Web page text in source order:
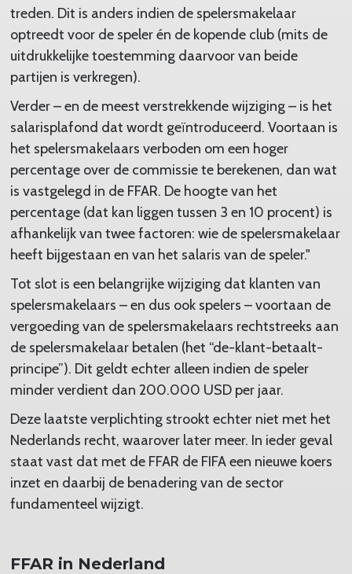
treden. Dit is anders indien de spelersmakelaar
optreedt voor de speler én de kopende club (mits de
uitdrukkelijke toestemming daarvoor van beide
partijen is verkregen).
Verder – en de meest verstrekkende wijziging – is het
salarisplafond dat wordt geïntroduceerd. Voortaan is
het spelersmakelaars verboden om een hoger
percentage over de commissie te berekenen, dan wat
is vastgelegd in de FFAR. De hoogte van het
percentage (dat kan liggen tussen 3 en 10 procent) is
afhankelijk van twee factoren: wie de spelersmakelaar
heeft bijgestaan en van het salaris van de speler."
Tot slot is een belangrijke wijziging dat klanten van
spelersmakelaars – en dus ook spelers – voortaan de
vergoeding van de spelersmakelaars rechtstreeks aan
de spelersmakelaar betalen (het “de-klant-betaalt-
principe”). Dit geldt echter alleen indien de speler
minder verdient dan 200.000 USD per jaar.
Deze laatste verplichting strookt echter niet met het
Nederlands recht, waarover later meer. In ieder geval
staat vast dat met de FFAR de FIFA een nieuwe koers
inzet en daarbij de benadering van de sector
fundamenteel wijzigt.
FFAR in Nederland